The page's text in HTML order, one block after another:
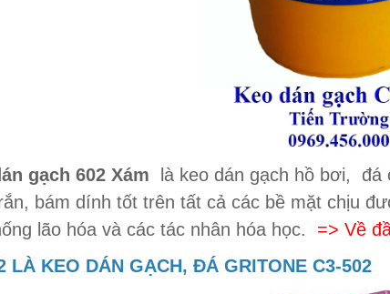
gạch 602 Xám là keo dán gạch hồ bơi, đá
bám dính tốt trên tất cả các bề mặt chịu
lão hóa và các tác nhân hóa học. => Về
LÀ KEO DÁN GẠCH, ĐÁ GRITONE C3-502